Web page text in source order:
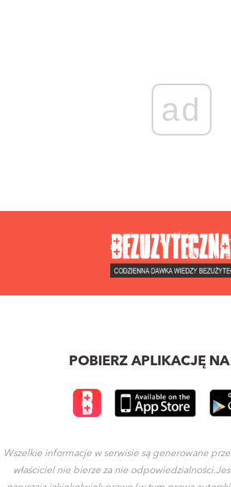
ad
POBIERZ APLIKACJĘ NA
Wszelkie informacje w serwisie są generowane
właściciel nie bierze za nie